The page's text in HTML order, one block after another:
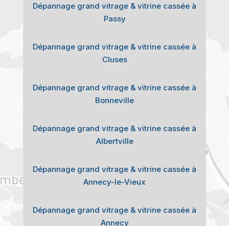
Dépannage grand vitrage & vitrine cassée à
Passy
Dépannage grand vitrage & vitrine cassée à
Cluses
Dépannage grand vitrage & vitrine cassée à
Bonneville
Dépannage grand vitrage & vitrine cassée à
Albertville
Dépannage grand vitrage & vitrine cassée à
Annecy-le-Vieux
Dépannage grand vitrage & vitrine cassée à
Annecy